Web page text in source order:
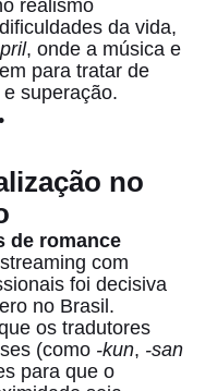
realismo
da vida,
, onde a música e
para tratar de
superação.
no
de romance
com
foi decisiva
no Brasil.
os tradutores
(como -kun, -san
para que o